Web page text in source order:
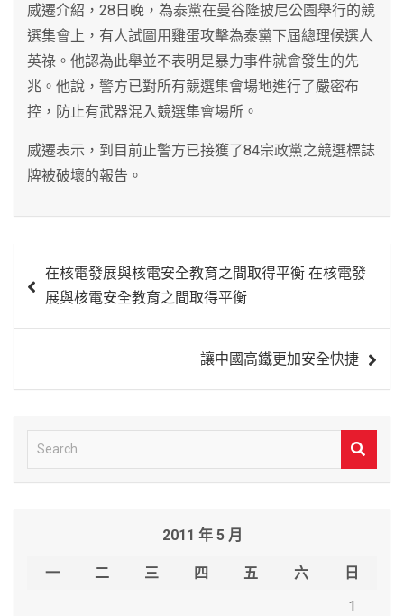
威遷介紹，28日晚，為泰黨在曼谷隆披尼公園舉行的競
選集會上，有人試圖用雞蛋攻擊為泰黨下屆總理候選人
英祿。他認為此舉並不表明是暴力事件就會發生的先
兆。他說，警方已對所有競選集會場地進行了嚴密布
控，防止有武器混入競選集會場所。
威遷表示，到目前止警方已接獲了84宗政黨之競選標誌
牌被破壞的報告。
章 在核電發展與核電安全教育之間取得平衡 在核電發
展與核電安全教育之間取得平衡
讓中國高鐵更加安全快捷
e
2011 年 5 月
一 二 三 四 五 六
日
1